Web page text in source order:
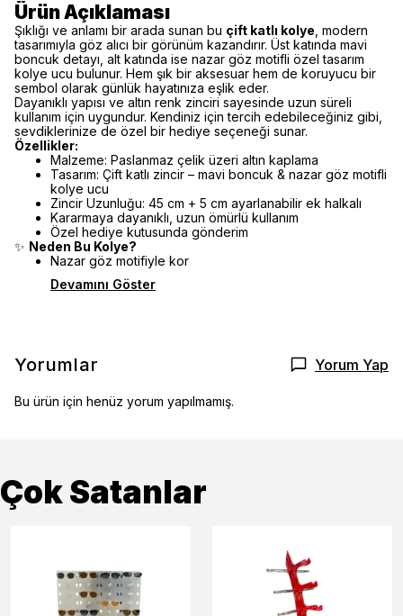
Ürün Açıklaması
Şıklığı ve anlamı bir arada sunan bu çift katlı kolye , modern
tasarımıyla göz alıcı bir görünüm kazandırır. Üst katında mavi
boncuk detayı, alt katında ise nazar göz motifli özel tasarım
kolye ucu bulunur. Hem şık bir aksesuar hem de koruyucu bir
sembol olarak günlük hayatınıza eşlik eder.
Dayanıklı yapısı ve altın renk zinciri sayesinde uzun süreli
kullanım için uygundur. Kendiniz için tercih edebileceğiniz gibi,
sevdiklerinize de özel bir hediye seçeneği sunar.
Özellikler:
Malzeme: Paslanmaz çelik üzeri altın kaplama
Tasarım: Çift katlı zincir – mavi boncuk & nazar göz motifli
kolye ucu
Zincir Uzunluğu: 45 cm + 5 cm ayarlanabilir ek halkalı
Kararmaya dayanıklı, uzun ömürlü kullanım
Özel hediye kutusunda gönderim
✨ Neden Bu Kolye?
Nazar göz motifiyle kor
Devamını Göster
Yorumlar Yorum Yap
Bu ürün için henüz yorum yapılmamış.
Çok Satanlar